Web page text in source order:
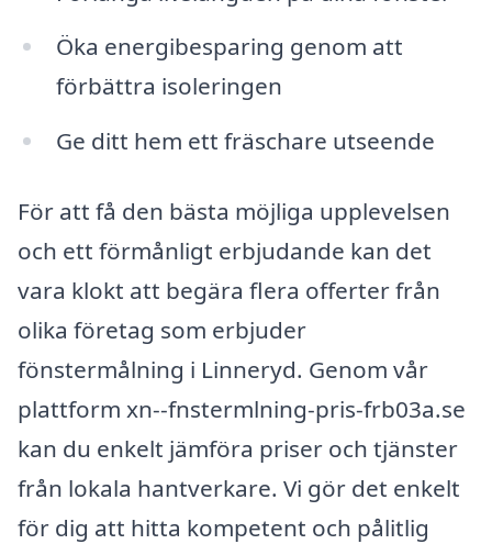
Öka energibesparing genom att
förbättra isoleringen
Ge ditt hem ett fräschare utseende
För att få den bästa möjliga upplevelsen
och ett förmånligt erbjudande kan det
vara klokt att begära flera offerter från
olika företag som erbjuder
fönstermålning i Linneryd. Genom vår
plattform xn--fnstermlning-pris-frb03a.se
kan du enkelt jämföra priser och tjänster
från lokala hantverkare. Vi gör det enkelt
för dig att hitta kompetent och pålitlig